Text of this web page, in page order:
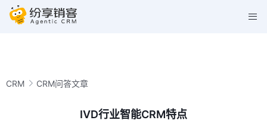
CRM CRM问答文章
IVD行业智能CRM特点